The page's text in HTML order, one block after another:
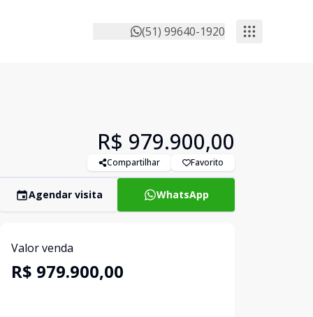
(51) 99640-1920
R$ 979.900,00
Compartilhar Favorito
Agendar visita WhatsApp
Valor venda
R$ 979.900,00